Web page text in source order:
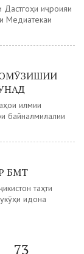
иҷроияи
Медиатекаи
илмии
байналмилалии
БМТ
таҳти
идона
73